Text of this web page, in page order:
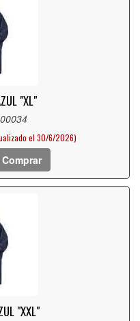
"XL"
el 30/6/2026)
Comprar
"XXL"